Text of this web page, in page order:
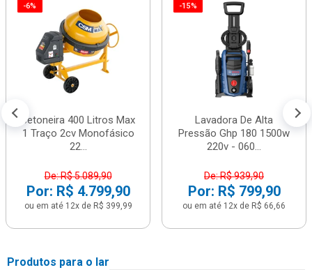
-6%
Betoneira 400 Litros Max
1 Traço 2cv Monofásico
22...
De: R$ 5.089,90
Por: R$ 4.799,90
ou em até 12x de R$ 399,99
-15%
Lavadora De Alta
Pressão Ghp 180 1500w
220v - 060...
De: R$ 939,90
Por: R$ 799,90
ou em até 12x de R$ 66,66
Produtos para o lar